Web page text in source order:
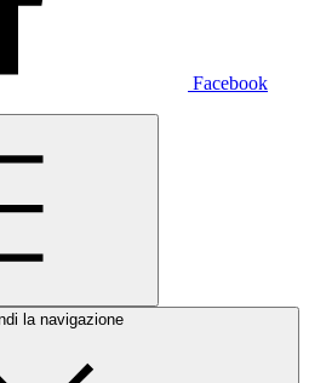
Facebook
la navigazione